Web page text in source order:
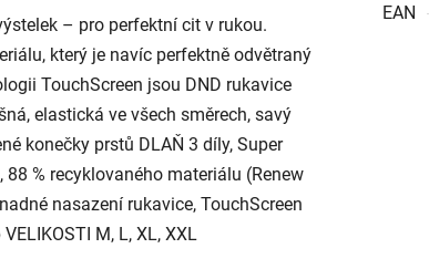
– pro perfektní cit v rukou.
který je navíc perfektně odvětraný
TouchScreen jsou DND rukavice
elastická ve všech směrech, savý
konečky prstů DLAŇ 3 díly, Super
% recyklovaného materiálu (Renew
nasazení rukavice, TouchScreen
M, L, XL, XXL
EAN